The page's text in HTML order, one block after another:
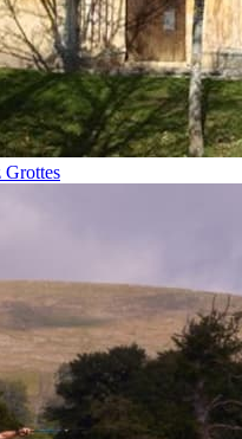
Grottes